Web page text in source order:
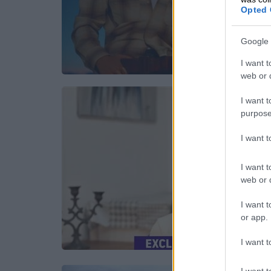
Opted
Google
I want
web or
I want
I want
I want
web or
I want
or app.
I want